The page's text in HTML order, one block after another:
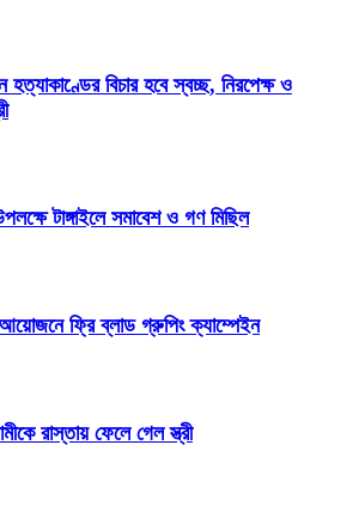
হত্যাকাণ্ডের বিচার হবে স্বচ্ছ, নিরপেক্ষ ও
টাঙ্গাইলে সমাবেশ ও গণ মিছিল
আয়োজনে ফ্রি ব্লাড গ্রুপিং ক্যাম্পেইন
রাস্তায় ফেলে গেল স্ত্রী